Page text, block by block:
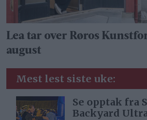
Lea tar over Røros
august
Mest lest siste uke:
Se opptak fra
Backyard